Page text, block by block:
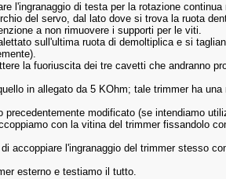
l'ingranaggio di testa per la rotazione continua
del servo, dal lato dove si trova la ruota
a non rimuovere i supporti per le viti.
sull'ultima ruota di demoltiplica e si
la fuoriuscita dei tre cavetti che andranno
in allegato da 5 KOhm; tale trimmer ha una
modificato (se intendiamo
con la vitina del trimmer fissandolo
accoppiare l'ingranaggio del trimmer stesso
esterno e testiamo il tutto.